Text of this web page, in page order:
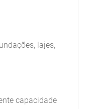
lajes,
capacidade